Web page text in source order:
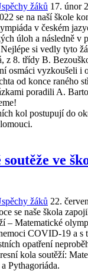
žáků 17. únor
se na naší škole
v českém
úloh a následně v
si vedly tyto
z 8. třídy B.
osmáci vyzkoušeli i
od konce raného
poradili A.
kol postupují do
ve
žáků 22.
se naše škola
– Matematické
COVID-19 a s
opatření
kola soutěží:
Pythagoriáda.